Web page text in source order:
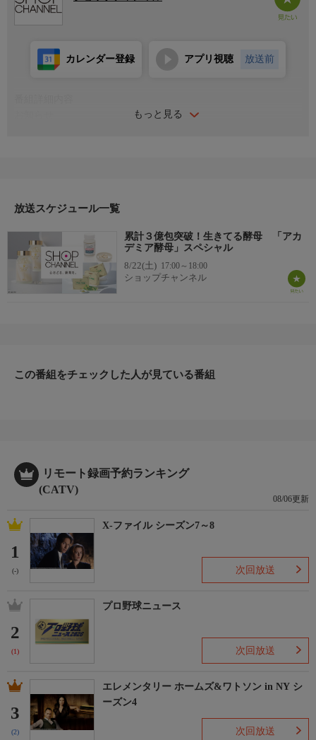
もっと見る
カレンダー登録 アプリ視聴 放送前
＊ライブ放送につき、番組および商品内容に変更が生じる場合も
ＨＰ：https://www.shopch.jp
放送スケジュール一覧
累計３億包突破！生きてる酵母 「アカ
デミア酵母」スペシャル
8/22(土) 17:00～18:00
ショップチャンネル
この番組をチェックした人が見ている番組
リモート録画予約ランキング
(CATV)
08/06更新
1
(-)
X-ファイル シーズン7～8
次回放送
2
(1)
プロ野球ニュース
次回放送
3
(2)
エレメンタリー ホームズ&ワトソン in NY シ
ーズン4
次回放送